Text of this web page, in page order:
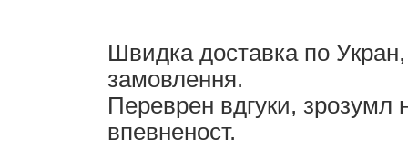
Швидка доставка по
замовлення.
Переврен вдгуки,
впевненост.